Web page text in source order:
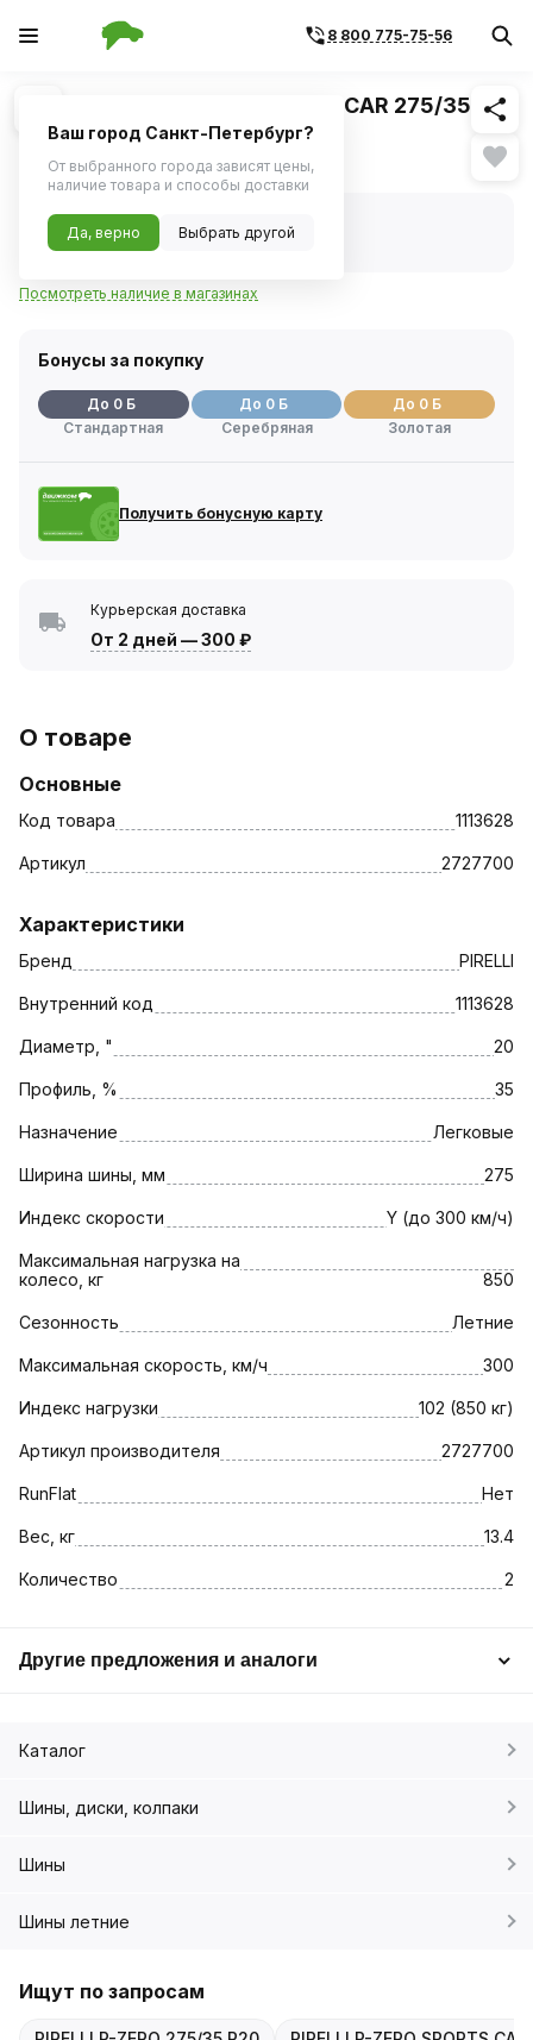
8 800 775-75-56
1/1 Похожие
Шина PIRELLI P-ZERO SPORTS CAR 275/35
R20 102Y XL
Нет в наличии
Нет в наличии
Код товара:1113628
Артикул:2727700
Посмотреть наличие в магазинах
Бонусы за покупку
До 0 Б
Стандартная
До 0 Б
Серебряная
До 0 Б
Золотая
Получить бонусную карту
Курьерская доставка
От 2 дней —300 ₽
О товаре
Основные
Код товара 1113628
Артикул 2727700
Характеристики
Бренд PIRELLI
Внутренний код 1113628
Диаметр, " 20
Профиль, % 35
Назначение Легковые
Ширина шины, мм 275
Индекс скорости Y (до 300 км/ч)
Максимальная нагрузка на
колесо, кг
850
Сезонность Летние
Максимальная скорость, км/ч 300
Индекс нагрузки 102 (850 кг)
Артикул производителя 2727700
RunFlat Нет
Вес, кг 13.4
Количество 2
Другие предложения и аналоги
Каталог
Шины, диски, колпаки
Шины
Шины летние
Ищут по запросам
Ваш город Санкт-Петербург?
От выбранного города зависят цены,
наличие товара и способы доставки
Да, верно Выбрать другой